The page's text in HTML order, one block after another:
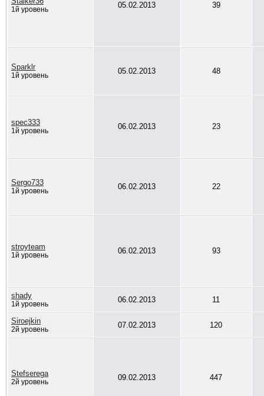
1й уровень 05.02.2013 39
Sparklr
1й уровень 05.02.2013 48
spec333
1й уровень 06.02.2013 23
Sergo733
1й уровень 06.02.2013 22
stroyteam
1й уровень 06.02.2013 93
shady
1й уровень 06.02.2013 11
Siroejkin
2й уровень 07.02.2013 120
Stefserega
2й уровень 09.02.2013 447